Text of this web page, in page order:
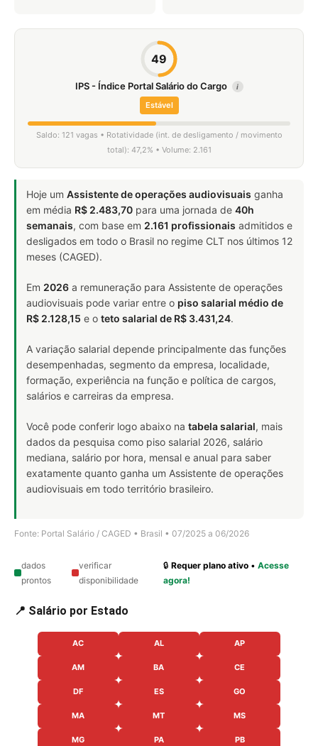
49
IPS - Índice Portal Salário do Cargo i
Estável
Saldo: 121 vagas • Rotatividade (int. de desligamento / movimento
total): 47,2% • Volume: 2.161
Hoje um Assistente de operações audiovisuais ganha
em média R$ 2.483,70 para uma jornada de 40h
semanais, com base em 2.161 profissionais admitidos e
desligados em todo o Brasil no regime CLT nos últimos 12
meses (CAGED).
Em 2026 a remuneração para Assistente de operações
audiovisuais pode variar entre o piso salarial médio de
R$ 2.128,15 e o teto salarial de R$ 3.431,24.
A variação salarial depende principalmente das funções
desempenhadas, segmento da empresa, localidade,
formação, experiência na função e política de cargos,
salários e carreiras da empresa.
Você pode conferir logo abaixo na tabela salarial, mais
dados da pesquisa como piso salarial 2026, salário
mediana, salário por hora, mensal e anual para saber
exatamente quanto ganha um Assistente de operações
audiovisuais em todo território brasileiro.
Fonte: Portal Salário / CAGED • Brasil • 07/2025 a 06/2026
dados
prontos
verificar
disponibilidade
🔒Requer plano ativo •Acesse
agora!
📍 Salário por Estado
AC AL AP
AM BA CE
DF ES GO
MA MT MS
MG PA PB